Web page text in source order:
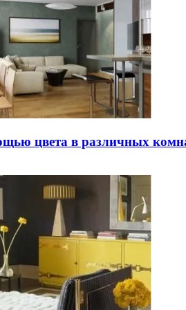
цвета в различных